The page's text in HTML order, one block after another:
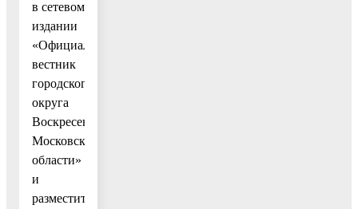
в сетевом
издании
«Официальный
вестник
городского
округа
Воскресенск
Московской
области»
и
разместить